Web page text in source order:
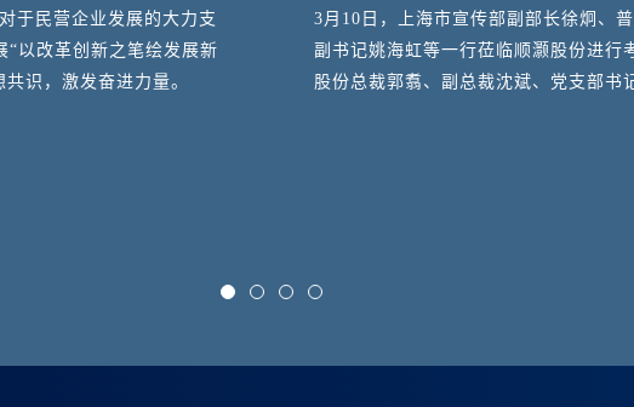
于民营企业发展的大力支
“以改革创新之笔绘发展新
识，激发奋进力量。
3月10日，上海市宣传部副部长徐炯、
副书记姚海虹等一行莅临顺灏股份进行
股份总裁郭翥、副总裁沈斌、党支部书